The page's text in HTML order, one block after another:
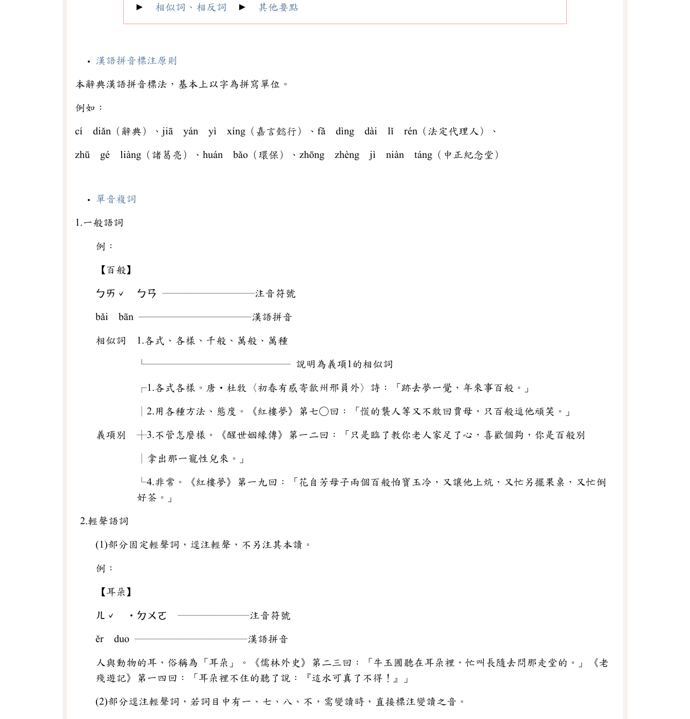
► 相似詞、相反詞 ► 其他要點
漢語拼音標注原則
本辭典漢語拼音標法，基本上以字為拼寫單位。
例如：
cí diǎn（辭典）、jiā yán yì xíng（嘉言懿行）、fǎ dìng dài lǐ rén（法定代理人）、
zhū gé liàng（諸葛亮）、huán bǎo（環保）、zhōng zhèng jì niàn táng（中正紀念堂）
單音複詞
1.一般語詞
例：
【百般】
ㄅㄞˇ ㄅㄢ ─────────注音符號
bǎi bān ───────────漢語拼音
相似詞 1.各式、各樣、千般、萬般、萬種
└────────────── 說明為義項1的相似詞
┌1.各式各樣。唐‧杜牧〈初春有感寄歙州邢員外〉詩：「跡去夢一覺，年來事百般。」
│2.用各種方法、態度。《紅樓夢》第七○回：「慌的襲人等又不敢回賈母，只百般逗他頑笑。」
義項別 ┼3.不管怎麼樣。《醒世姻緣傳》第一二回：「只是臨了教你老人家足了心，喜歡個夠，你是百般別
│拿出那一寵性兒來。」
└4.非常。《紅樓夢》第一九回：「花自芳母子兩個百般怕寶玉冷，又讓他上炕，又忙另擺果桌，又忙倒
好茶。」
2.輕聲語詞
(1)部分固定輕聲詞，逕注輕聲，不另注其本讀。
例：
【耳朵】
ㄦˇ ‧ㄉㄨㄛ ───────注音符號
ěr duo ───────────漢語拼音
人與動物的耳，俗稱為「耳朵」。《儒林外史》第二三回：「牛玉圃聽在耳朵裡，忙叫長隨去問那走堂的。」《老
殘遊記》第一四回：「耳朵裡不住的聽了說：『這水可真了不得！』」
(2)部分逕注輕聲詞，若詞目中有一、七、八、不，需變讀時，直接標注變讀之音。